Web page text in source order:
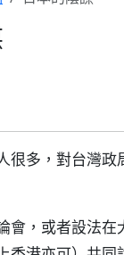
很多，對台灣政
會，或者設法在